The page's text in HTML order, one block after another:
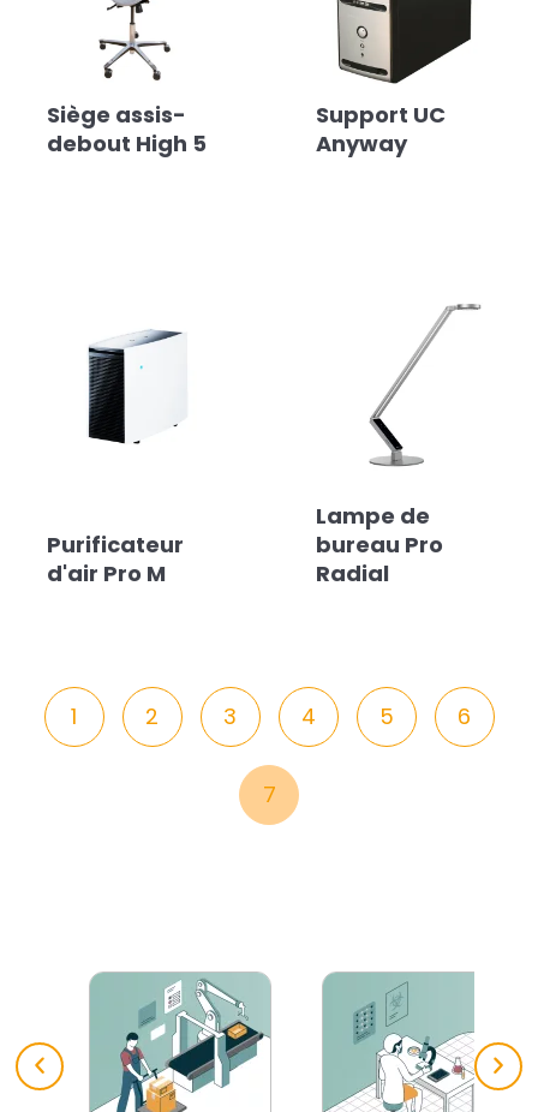
Siège assis-
debout High 5
Support UC
Anyway
Purificateur
d'air Pro M
Lampe de
bureau Pro
Radial
1 2 3 4 5 6
7